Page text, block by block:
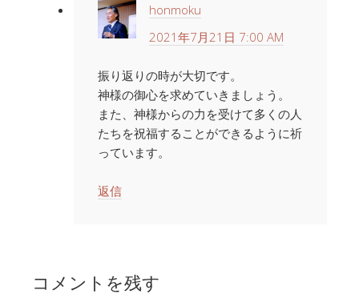
honmoku
2021年7月21日 7:00 AM
振り返りの時が大切です。
神様の御心を求めていきましょう。
また、神様からの力を受けて多くの人
たちを祝福することができるように祈
っています。
返信
コメントを残す